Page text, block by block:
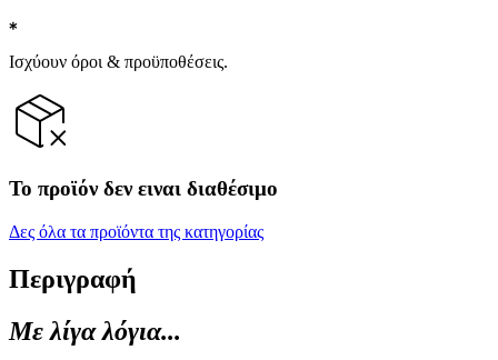
Ισχύουν όροι & προϋποθέσεις.
Το προϊόν δεν ειναι διαθέσιμο
Δες όλα τα προϊόντα της κατηγορίας
Περιγραφή
Με λίγα λόγια...